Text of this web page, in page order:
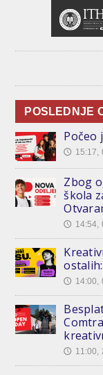
POSLEDNJE
Počeo
🕔 15:17,
Zbog
škola
🕔 14:54,
🕔 14:00,
🕔 11:00,